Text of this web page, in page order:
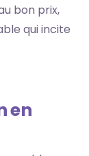
bon prix,
qui incite
en